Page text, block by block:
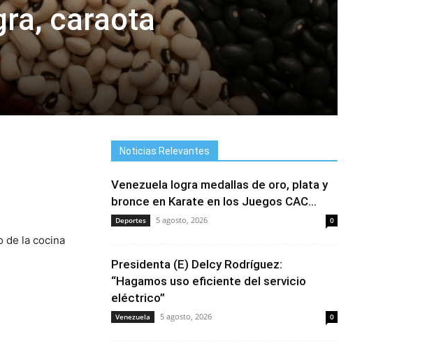
caraota
de la cocina
Noticias Relevantes
Venezuela logra medallas de oro, plata y
bronce en Karate en los Juegos CAC...
Deportes 5 agosto, 2026 0
Presidenta (E) Delcy Rodríguez:
“Hagamos uso eficiente del servicio
eléctrico”
Venezuela 5 agosto, 2026 0